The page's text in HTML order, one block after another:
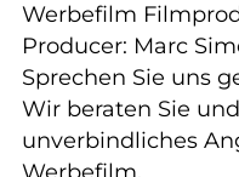
Werbefilm
Producer: Marc
Sprechen Sie uns
Wir beraten Sie
unverbindliches